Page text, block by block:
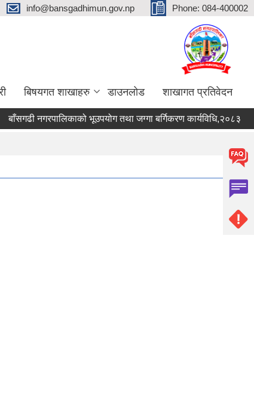
info@bansgadhimun.gov.np Phone: 084-400002
बिषयगत शाखाहरु डाउनलोड शाखागत प्रतिवेदन
नगरपालिकाको भूउपयोग तथा जग्गा बर्गिकरण कार्यविधि,२०८३